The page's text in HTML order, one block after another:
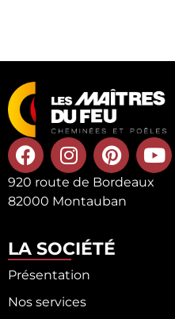
920 route de Bordeaux
82000 Montauban
LA SOCIÉTÉ
Présentation
Nos services